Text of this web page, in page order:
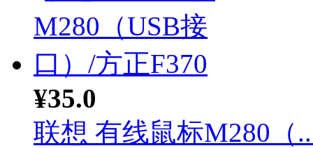
¥35.0
联想 有线鼠标M280（